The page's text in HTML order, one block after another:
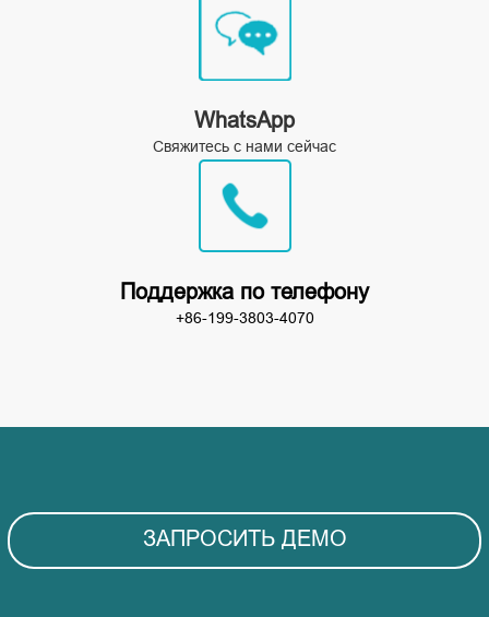
WhatsApp
Свяжитесь с нами сейчас
Поддержка по телефону
+86-199-3803-4070
ЗАПРОСИТЬ ДЕМО